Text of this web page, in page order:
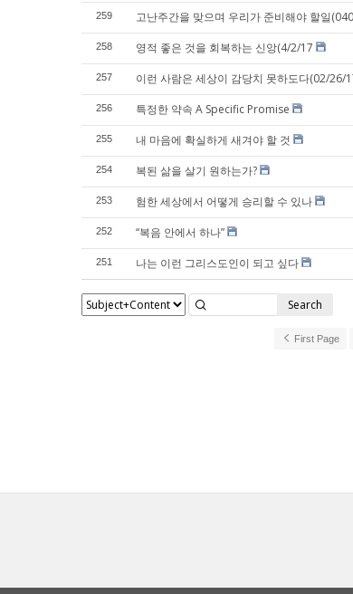
259 고난주간을 맞으며 우리가 준비해야 할일
258 영적 좋은 것을 회복하는 신앙(4/2/17
257 이런 사람은 세상이 감당치 못하도다(02/26/
256 특정한 약속 A Specific Promise
255 내 마음에 확실하게 새겨야 할 것
254 복된 삶을 살기 원하는가?
253 험한 세상에서 어떻게 승리할 수 있나
252 “복음 안에서 하나”
251 나는 이런 그리스도인이 되고 싶다
Search
First Page